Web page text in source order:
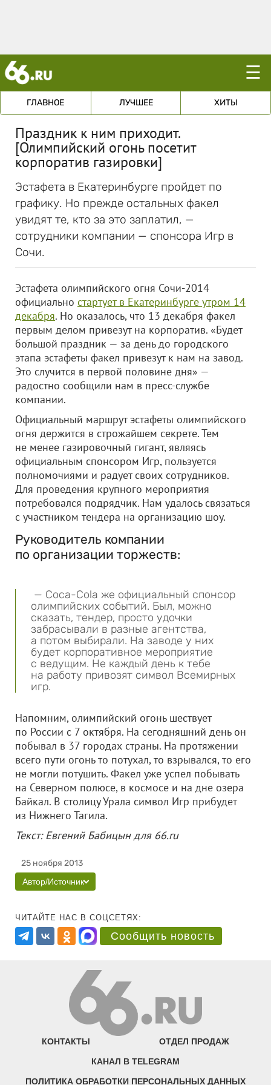
☰
ГЛАВНОЕ ЛУЧШЕЕ ХИТЫ
Праздник к ним приходит.
[Олимпийский огонь посетит
корпоратив газировки]
Эстафета в Екатеринбурге пройдет по
графику. Но прежде остальных факел
увидят те, кто за это заплатил, —
сотрудники компании — спонсора Игр в
Сочи.
Эстафета олимпийского огня Сочи-2014
официально стартует в Екатеринбурге утром 14
декабря. Но оказалось, что 13 декабря факел
первым делом привезут на корпоратив. «Будет
большой праздник — за день до городского
этапа эстафеты факел привезут к нам на завод.
Это случится в первой половине дня» —
радостно сообщили нам в пресс-службе
компании.
Официальный маршрут эстафеты олимпийского
огня держится в строжайшем секрете. Тем
не менее газировочный гигант, являясь
официальным спонсором Игр, пользуется
полномочиями и радует своих сотрудников.
Для проведения крупного мероприятия
потребовался подрядчик. Нам удалось связаться
с участником тендера на организацию шоу.
Руководитель компании
по организации торжеств:
— Coca-Cola же официальный спонсор
олимпийских событий. Был, можно
сказать, тендер, просто удочки
забрасывали в разные агентства,
а потом выбирали. На заводе у них
будет корпоративное мероприятие
с ведущим. Не каждый день к тебе
на работу привозят символ Всемирных
игр.
Напомним, олимпийский огонь шествует
по России с 7 октября. На сегодняшний день он
побывал в 37 городах страны. На протяжении
всего пути огонь то потухал, то взрывался, то его
не могли потушить. Факел уже успел побывать
на Северном полюсе, в космосе и на дне озера
Байкал. В столицу Урала символ Игр прибудет
из Нижнего Тагила.
Текст: Евгений Бабицын для 66.ru
25 ноября 2013
Автор/Источник
ЧИТАЙТЕ НАС В СОЦСЕТЯХ:
Сообщить новость
КОНТАКТЫ ОТДЕЛ ПРОДАЖ
КАНАЛ В TELEGRAM
ПОЛИТИКА ОБРАБОТКИ ПЕРСОНАЛЬНЫХ ДАННЫХ